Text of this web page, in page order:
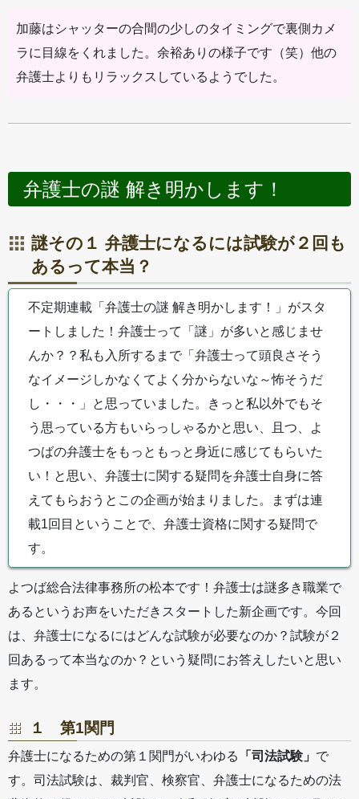
加藤はシャッターの合間の少しのタイミングで裏側カメ
ラに目線をくれました。余裕ありの様子です（笑）他の
弁護士よりもリラックスしているようでした。
弁護士の謎 解き明かします！
謎その１ 弁護士になるには試験が２回も
あるって本当？
不定期連載「弁護士の謎 解き明かします！」がスタ
ートしました！弁護士って「謎」が多いと感じませ
んか？？私も入所するまで「弁護士って頭良さそう
なイメージしかなくてよく分からないな～怖そうだ
し・・・」と思っていました。きっと私以外でもそ
う思っている方もいらっしゃるかと思い、且つ、よ
つばの弁護士をもっともっと身近に感じてもらいた
い！と思い、弁護士に関する疑問を弁護士自身に答
えてもらおうとこの企画が始まりました。まずは連
載1回目ということで、弁護士資格に関する疑問で
す。
よつば総合法律事務所の松本です！弁護士は謎多き職業で
あるというお声をいただきスタートした新企画です。今回
は、弁護士になるにはどんな試験が必要なのか？試験が２
回あるって本当なのか？という疑問にお答えしたいと思い
ます。
１ 第1関門
弁護士になるための第１関門がいわゆる 「司法試験」 で
す。司法試験は、裁判官、検察官、弁護士になるための法